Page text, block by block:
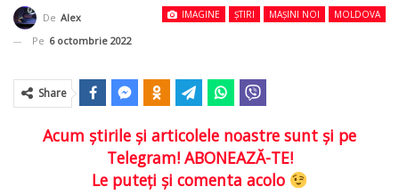
IMAGINE ȘTIRI MAȘINI NOI MOLDOVA
De Alex
Pe 6 octombrie 2022
Share
Acum ştirile şi articolele noastre sunt şi pe
Telegram! ABONEAZĂ-TE!
Le puteţi şi comenta acolo